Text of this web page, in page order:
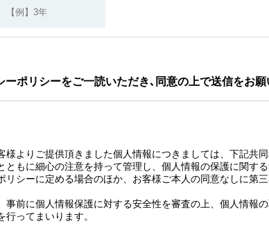
ーポリシーをご一読いただき､同意の上で送信をお
様よりご提供頂きました個人情報につきましては、下記共
ともに細心の注意を持って管理し、個人情報の保護に関す
リシーに定める場合のほか、お客様ご本人の同意なしに第
事前に個人情報保護に対する安全性を審査の上、個人情報
ってまいります。